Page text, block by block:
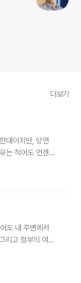
더보기
대이지만, 당연
는 적어도 언젠
들 부채감을 가
학이 들어가는
보라는 문서는
을 즐길 수 있다.
도 내 주변에서
리고 정부의 여러
은 없다.)오픈